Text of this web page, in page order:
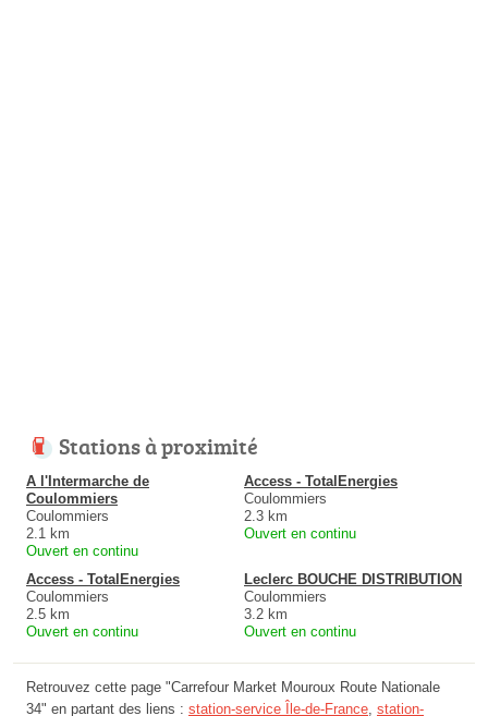
Stations à proximité
A l'Intermarche de
Coulommiers
Coulommiers
2.1 km
Ouvert en continu
Access - TotalEnergies
Coulommiers
2.3 km
Ouvert en continu
Access - TotalEnergies
Coulommiers
2.5 km
Ouvert en continu
Leclerc BOUCHE DISTRIBUTION
Coulommiers
3.2 km
Ouvert en continu
Retrouvez cette page "Carrefour Market Mouroux Route Nationale
34" en partant des liens : station-service Île-de-France station-